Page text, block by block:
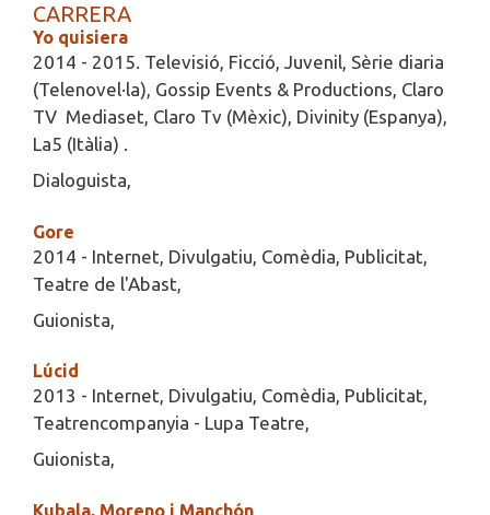
CARRERA
Yo quisiera
2014 - 2015. Televisió, Ficció, Juvenil, Sèrie diaria
(Telenovel·la), Gossip Events & Productions, Claro
TV  Mediaset, Claro Tv (Mèxic), Divinity (Espanya),
La5 (Itàlia) .
Dialoguista,
Gore
2014 - Internet, Divulgatiu, Comèdia, Publicitat,
Teatre de l'Abast,
Guionista,
Lúcid
2013 - Internet, Divulgatiu, Comèdia, Publicitat,
Teatrencompanyia - Lupa Teatre,
Guionista,
Kubala, Moreno i Manchón